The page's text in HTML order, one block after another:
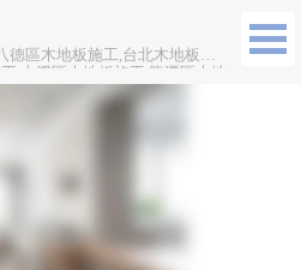
德區木地板施工,台北木地板施
,大溪區木地板施工,龍潭區木地
地板施工,關西區木地板施工